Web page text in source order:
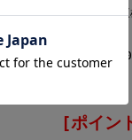
:
株式会社 三
ド:
6,870
[ポイン